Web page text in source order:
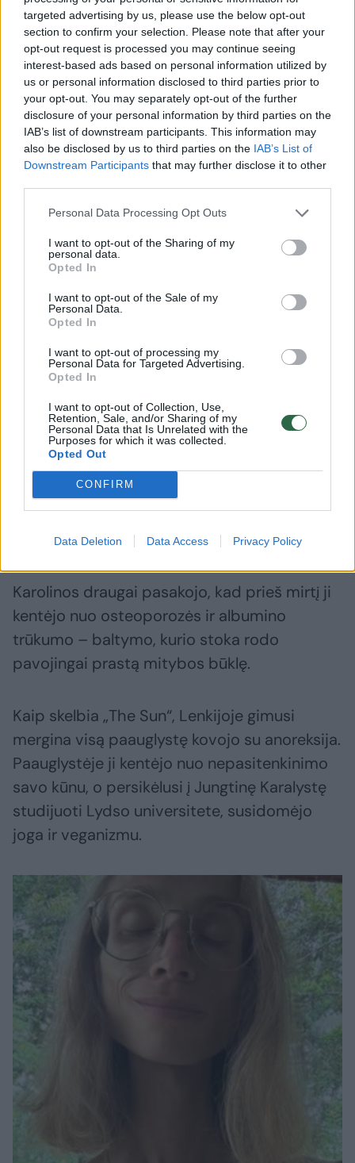
targeted advertising by us, please use the below opt-out
section to confirm your selection. Please note that after your
opt-out request is processed you may continue seeing
interest-based ads based on personal information utilized by
us or personal information disclosed to third parties prior to
your opt-out. You may separately opt-out of the further
disclosure of your personal information by third parties on the
IAB’s list of downstream participants. This information may
also be disclosed by us to third parties on the IAB’s List of
Downstream Participants that may further disclose it to other
Personal Data Processing Opt Outs
I want to opt-out of the Sharing of my
personal data.
Opted In
I want to opt-out of the Sale of my
Personal Data.
Opted In
I want to opt-out of processing my
Personal Data for Targeted Advertising.
Opted In
I want to opt-out of Collection, Use,
Retention, Sale, and/or Sharing of my
Personal Data that Is Unrelated with the
Purposes for which it was collected.
Opted Out
CONFIRM
Data Deletion Data Access Privacy Policy
Mokslininkai nustatė: du
nekalti mitybos įpročiai kelia
grėsmę susirgti osteoporoze
reikia
ko norisi
Sunerimę darbuotojai ragino Karoliną kreiptis
pas gydytoją, bet ji kaskart atsisakydavo.
Praėjus trims dienoms nuo atvykimo,
Karolinos draugo, kuris sunerimo, nes ji
neatsiliepė į skambučius.
Viešbučio darbuotojai nuėjo patikrinti ir
kambaryje rado Karoliną negyvą, sustingusią
ir be gyvybės ženklų.
Sveikata buvo kritinė
Karolinos draugai pasakojo, kad prieš mirtį ji
kentėjo nuo osteoporozės ir albumino
trūkumo – baltymo, kurio stoka rodo
pavojingai prastą mitybos būklę.
Kaip skelbia „The Sun“, Lenkijoje gimusi
mergina visą paauglystę kovojo su anoreksija.
Paauglystėje ji kentėjo nuo nepasitenkinimo
savo kūnu, o persikėlusi į Jungtinę Karalystę
studijuoti Lydso universitete, susidomėjo
joga ir veganizmu.